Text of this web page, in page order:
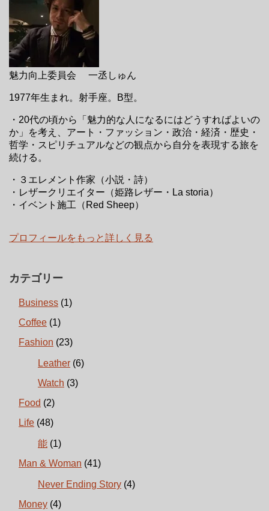
魅力向上委員会 一丞しゅん
1977年生まれ。射手座。B型。
・20代の頃から「魅力的な人になるにはどうすればよいの
か」を考え、アート・ファッション・政治・経済・歴史・
哲学・スピリチュアルなどの観点から自分を表現する旅を
続ける。
・３エレメント作家（小説・詩）
・レザークリエイター（姫路レザー・La storia）
・イベント施工（Red Sheep）
プロフィールをもっと詳しく見る
カテゴリー
Business (1)
Coffee (1)
Fashion (23)
Leather (6)
Watch (3)
Food (2)
Life (48)
能 (1)
Man & Woman (41)
Never Ending Story (4)
Money (4)